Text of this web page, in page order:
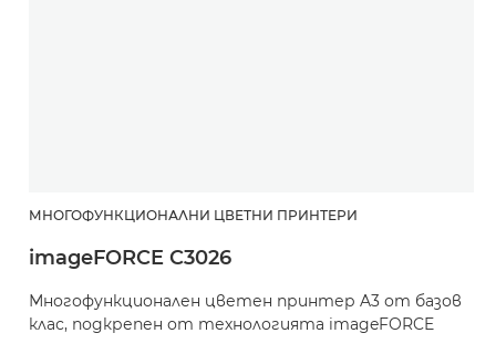
МНОГОФУНКЦИОНАЛНИ ЦВЕТНИ ПРИНТЕРИ
imageFORCE C3026
Многофункционален цветен принтер A3 от базов
клас, подкрепен от технологията imageFORCE